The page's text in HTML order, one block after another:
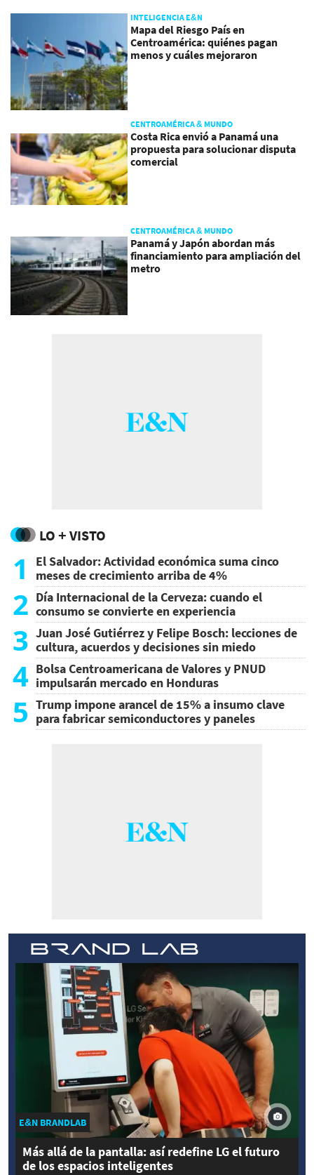
INTELIGENCIA E&N
Mapa del Riesgo País en
Centroamérica: quiénes pagan
menos y cuáles mejoraron
CENTROAMÉRICA & MUNDO
Costa Rica envió a Panamá una
propuesta para solucionar disputa
comercial
CENTROAMÉRICA & MUNDO
Panamá y Japón abordan más
financiamiento para ampliación del
metro
LO + VISTO
1
El Salvador: Actividad económica suma cinco
meses de crecimiento arriba de 4%
2 Día Internacional de la Cerveza: cuando el
consumo se convierte en experiencia
3 Juan José Gutiérrez y Felipe Bosch: lecciones de
cultura, acuerdos y decisiones sin miedo
4 Bolsa Centroamericana de Valores y PNUD
impulsarán mercado en Honduras
5 Trump impone arancel de 15% a insumo clave
para fabricar semiconductores y paneles
E&N BRANDLAB
Más allá de la pantalla: así redefine LG el futuro
de los espacios inteligentes